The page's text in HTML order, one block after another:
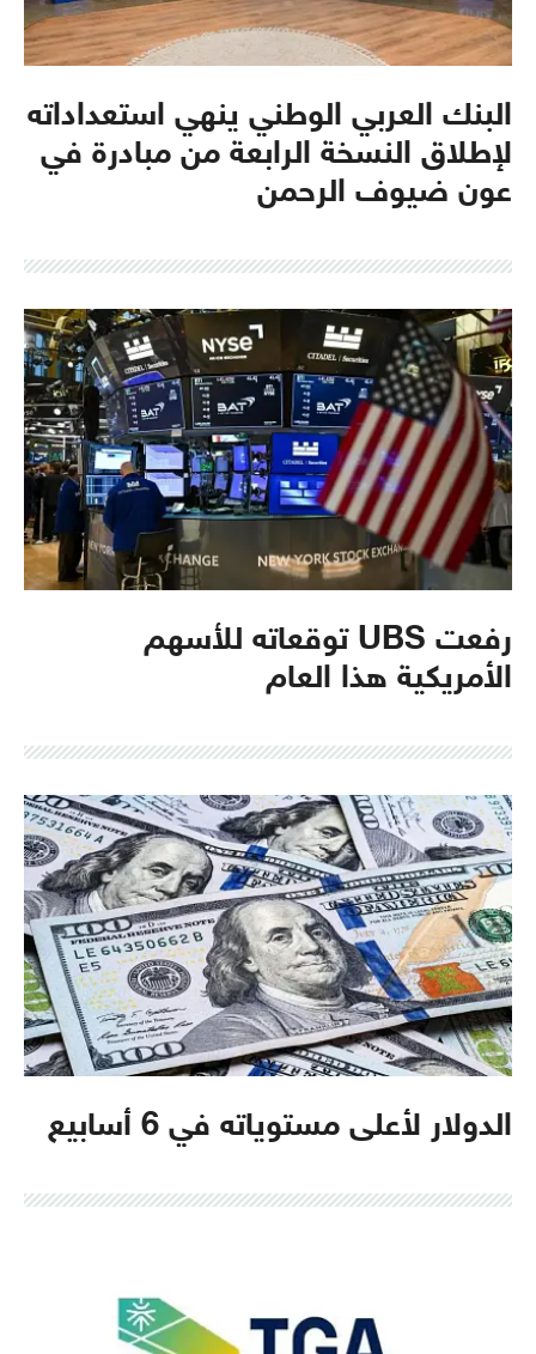
البنك العربي الوطني ينهي استعداداته
لإطلاق النسخة الرابعة من مبادرة في
عون ضيوف الرحمن
رفعت UBS توقعاته للأسهم
الأمريكية هذا العام
الدولار لأعلى مستوياته في 6 أسابيع